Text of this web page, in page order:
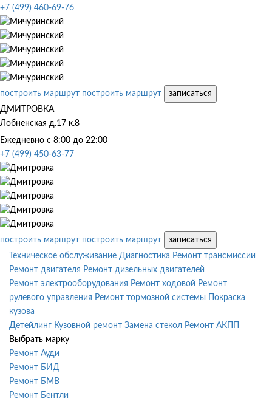
+7 (499) 460-69-76
построить маршрут построить маршрут
записаться
ДМИТРОВКА
Лобненская д.17 к.8
Ежедневно с 8:00 до 22:00
+7 (499) 450-63-77
построить маршрут построить маршрут
записаться
Техническое обслуживание Диагностика Ремонт трансмиссии
Ремонт двигателя Ремонт дизельных двигателей
Ремонт электрооборудования Ремонт ходовой Ремонт
рулевого управления Ремонт тормозной системы
Покраска
кузова
Детейлинг Кузовной ремонт Замена стекол Ремонт АКПП
Выбрать марку
Ремонт Ауди
Ремонт БИД
Ремонт БМВ
Ремонт Бентли